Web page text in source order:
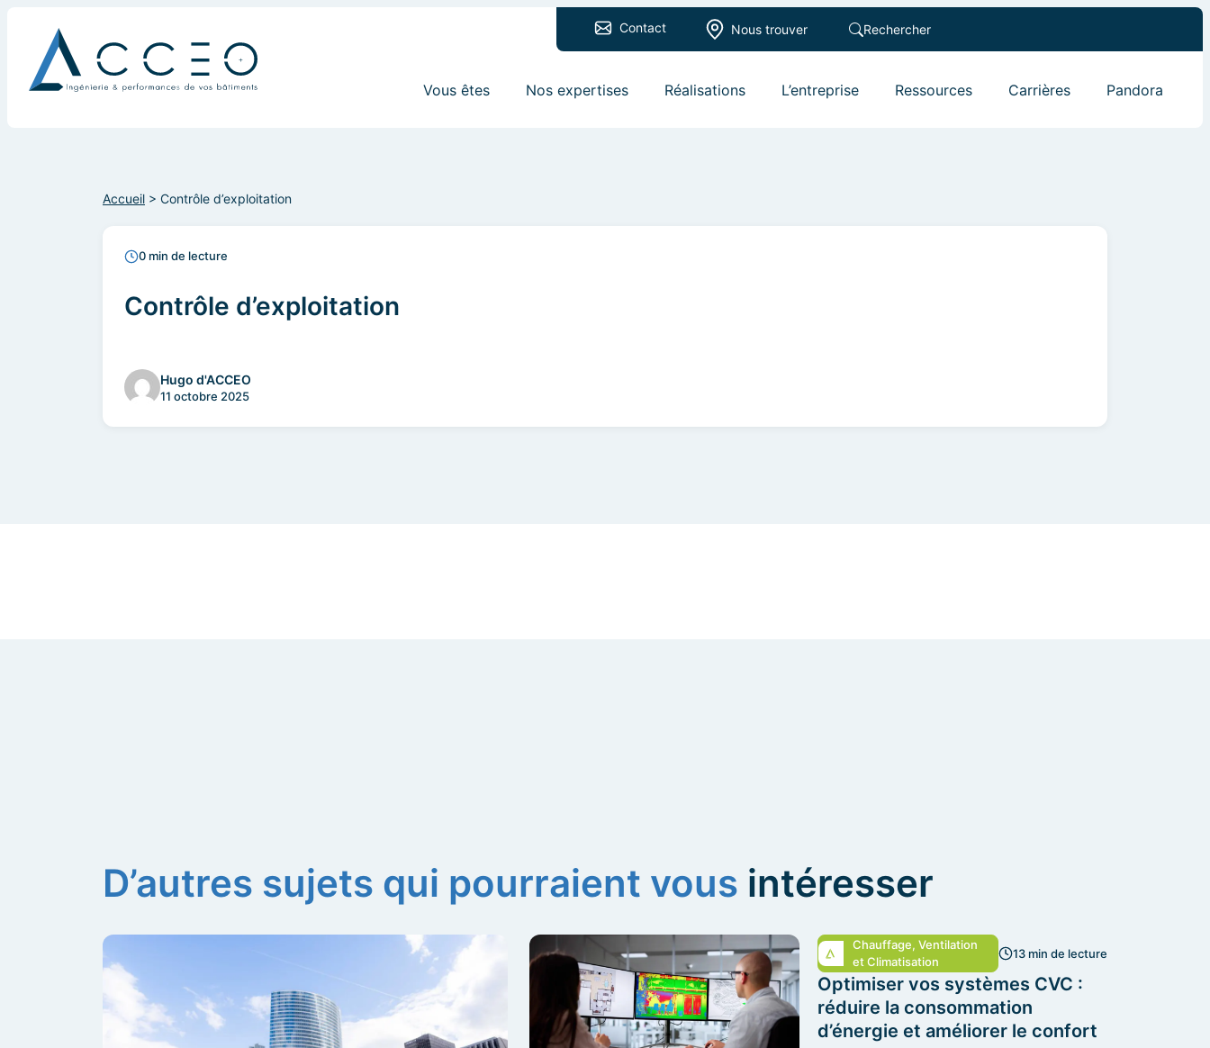
Contact Nous trouver Rechercher
Vous êtes Nos expertises Réalisations L’entreprise Ressources Carrières Pandora
Accueil > Contrôle d’exploitation
0 min de lecture
Contrôle d’exploitation
Hugo d'ACCEO
11 octobre 2025
D’autres sujets qui pourraient vous intéresser
Chauffage, Ventilation
et Climatisation
13 min de lecture
Optimiser vos systèmes CVC :
réduire la consommation
d’énergie et améliorer le confort